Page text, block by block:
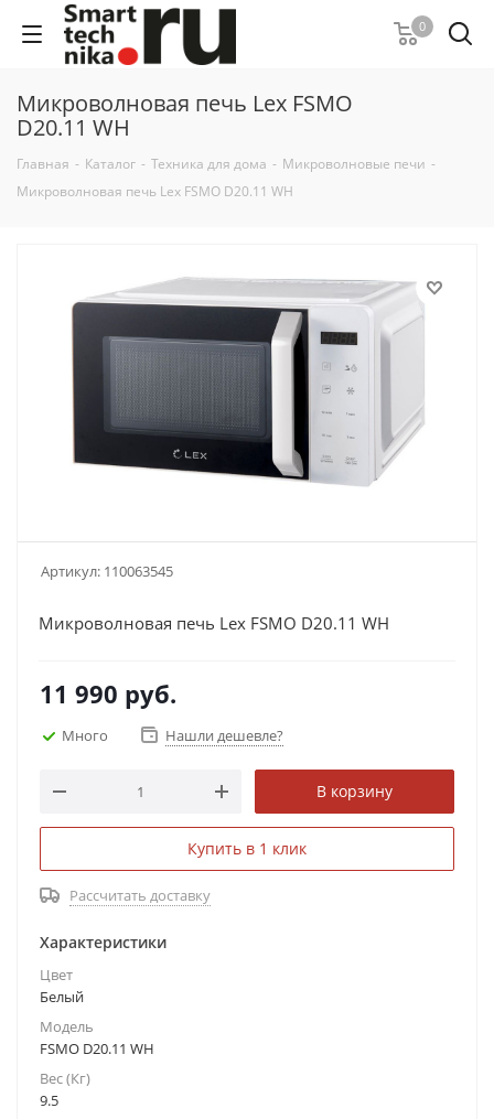
0
Микроволновая печь Lex FSMO
D20.11 WH
Главная - Каталог - Техника для дома - Микроволновые печи -
Микроволновая печь Lex FSMO D20.11 WH
Артикул: 110063545
Микроволновая печь Lex FSMO D20.11 WH
11 990 руб.
Много Нашли дешевле?
В корзину
Купить в 1 клик
Рассчитать доставку
Характеристики
Цвет
Белый
Модель
FSMO D20.11 WH
Вес (Кг)
9.5